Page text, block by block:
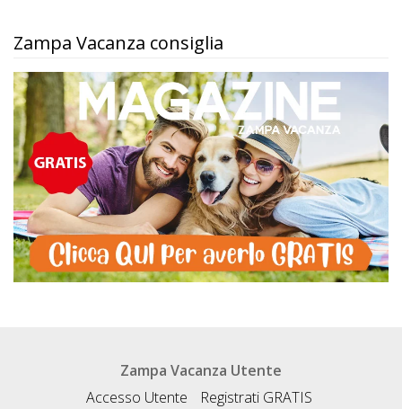
Zampa Vacanza consiglia
Zampa Vacanza Utente
Accesso Utente
Registrati GRATIS